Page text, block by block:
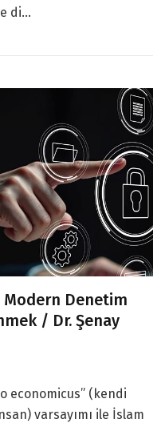
di...
Modern Denetim
/ Dr. Şenay
economicus” (kendi
varsayımı ile İslam